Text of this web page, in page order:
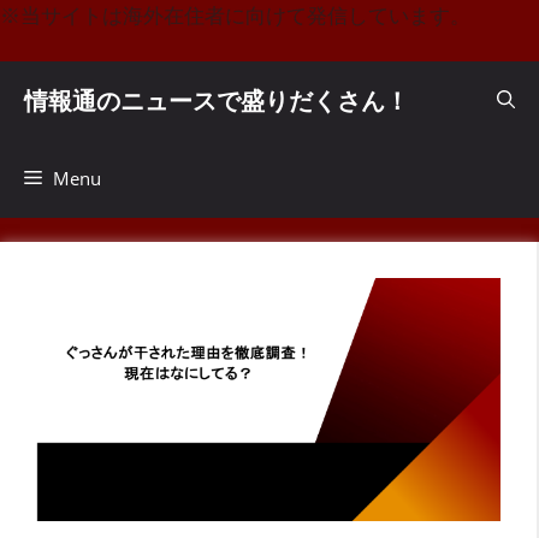
コ
キ
※当サイトは海外在住者に向けて発信しています。
情報通のニュースで盛りだくさん！
Menu